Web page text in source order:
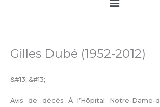
Gilles Dubé (1952-2012)
&#13; &#13;
Avis de décès À l’Hôpital Notre-Dame-